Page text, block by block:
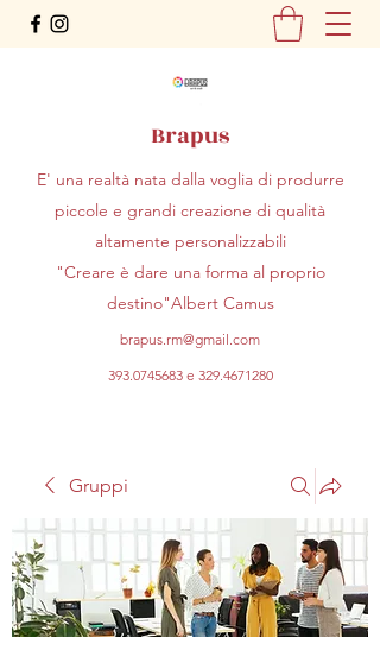
Brapus
E' una realtà nata dalla voglia di produrre
piccole e grandi creazione di qualità
altamente personalizzabili
"Creare è dare una forma al proprio
destino"Albert Camus
brapus.rm@gmail.com
393.0745683e 329.4671280
Gruppi